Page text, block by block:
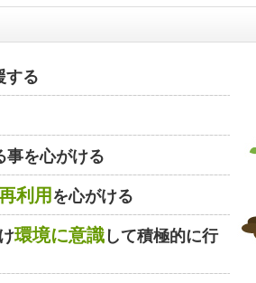
する
事を心がける
利用 を心がける
環境に意識して積極的に行